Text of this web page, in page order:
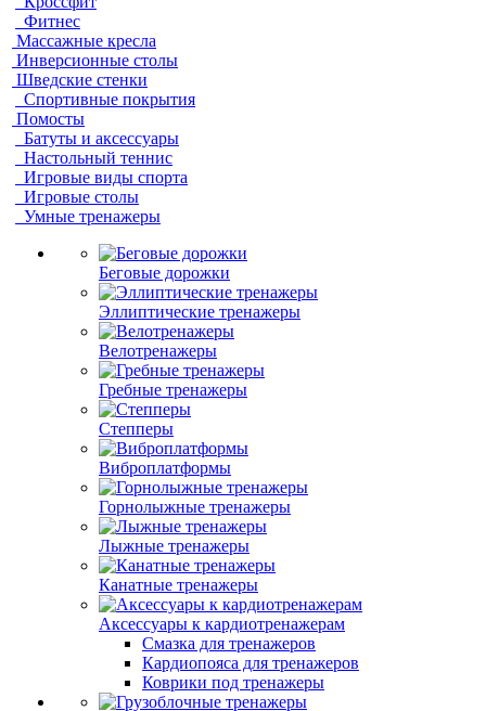
Фитнес
Массажные кресла
Инверсионные столы
Шведские стенки
Спортивные покрытия
Помосты
Батуты и аксессуары
Настольный теннис
Игровые виды спорта
Игровые столы
Умные тренажеры
Беговые дорожки
Эллиптические тренажеры
Велотренажеры
Гребные тренажеры
Степперы
Виброплатформы
Горнолыжные тренажеры
Лыжные тренажеры
Канатные тренажеры
Аксессуары к кардиотренажерам
Смазка для тренажеров
Кардиопояса для тренажеров
Коврики под тренажеры